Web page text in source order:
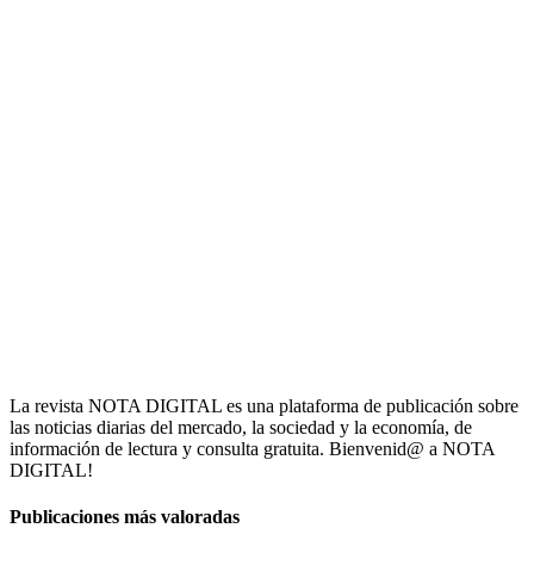
La revista NOTA DIGITAL es una plataforma de publicación sobre
las noticias diarias del mercado, la sociedad y la economía, de
información de lectura y consulta gratuita. Bienvenid@ a NOTA
DIGITAL!
Publicaciones más valoradas